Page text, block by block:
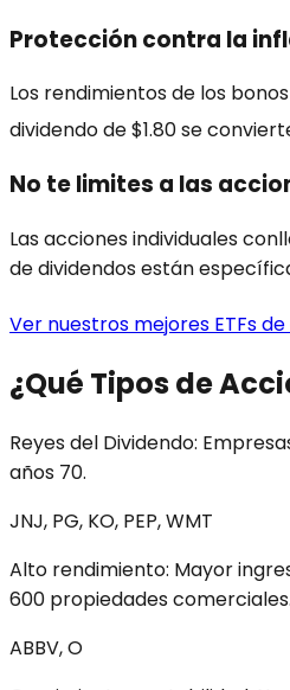
Protección contra la
Los rendimientos de los
dividendo de $1.80 se
No te limites a las
Las acciones individuales
de dividendos están
Ver nuestros mejores ETFs
¿Qué Tipos de
Reyes del Dividendo:
años 70.
JNJ, PG, KO, PEP, WMT
Alto rendimiento: Mayor
600 propiedades comerciales.
ABBV, O